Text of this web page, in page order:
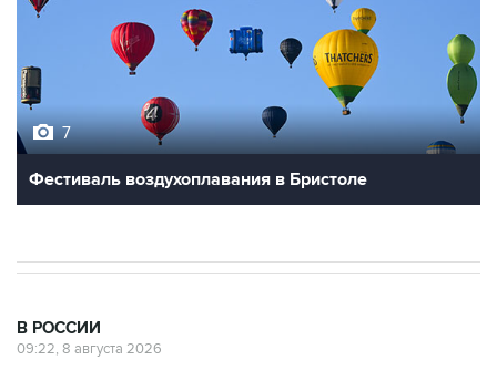
7
Фестиваль воздухоплавания в Бристоле
В РОССИИ
09:22, 8 августа 2026